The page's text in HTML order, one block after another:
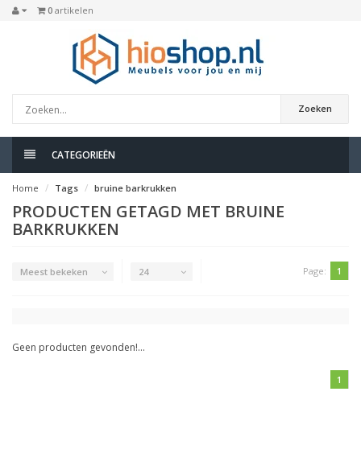
0 artikelen
Zoeken
CATEGORIEËN
Home Tags bruine barkrukken
PRODUCTEN GETAGD MET BRUINE
BARKRUKKEN
Meest bekeken 24 Page: 1
Geen producten gevonden!...
1